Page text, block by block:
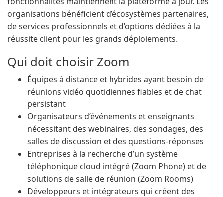
organisations bénéficient d’écosystèmes partenaires,
de services professionnels et d’options dédiées à la
réussite client pour les grands déploiements.
Qui doit choisir Zoom
Équipes à distance et hybrides ayant besoin de
réunions vidéo quotidiennes fiables et de chat
persistant
Organisateurs d’événements et enseignants
nécessitant des webinaires, des sondages, des
salles de discussion et des questions-réponses
Entreprises à la recherche d’un système
téléphonique cloud intégré (Zoom Phone) et de
solutions de salle de réunion (Zoom Rooms)
Développeurs et intégrateurs qui créent des